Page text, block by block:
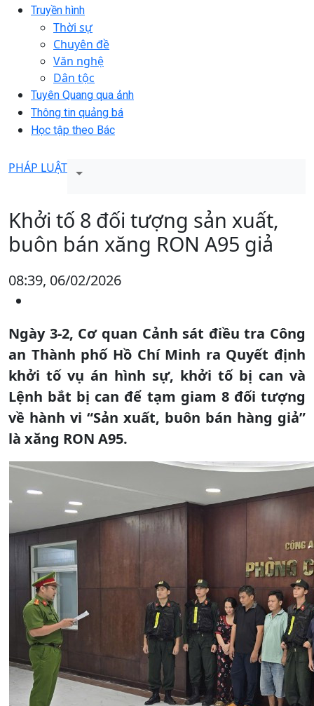
Truyền hình
Thời sự
Chuyên đề
Văn nghệ
Dân tộc
Tuyên Quang qua ảnh
Thông tin quảng bá
Học tập theo Bác
PHÁP LUẬT
Khởi tố 8 đối tượng sản xuất,
buôn bán xăng RON A95 giả
08:39, 06/02/2026
Ngày 3-2, Cơ quan Cảnh sát điều tra Công
an Thành phố Hồ Chí Minh ra Quyết định
khởi tố vụ án hình sự, khởi tố bị can và
Lệnh bắt bị can để tạm giam 8 đối tượng
về hành vi “Sản xuất, buôn bán hàng giả”
là xăng RON A95.